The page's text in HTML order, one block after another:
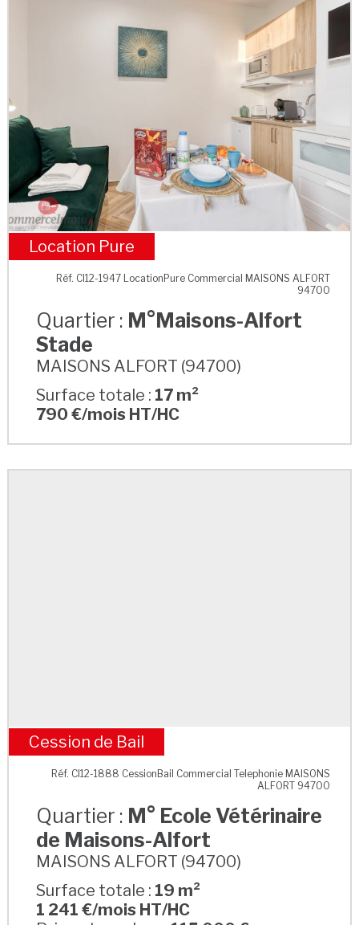
M°Maisons-Alfort Stade
Location Pure
Réf. CI12-1947 LocationPure Commercial MAISONS ALFORT
94700
Quartier : M°Maisons-Alfort
Stade
MAISONS ALFORT (94700)
Surface totale : 17 m²
790 €/mois HT/HC
M° Ecole Vétérinaire de Maisons-Alfort
Cession de Bail
Réf. CI12-1888 CessionBail Commercial Telephonie MAISONS
ALFORT 94700
Quartier : M° Ecole Vétérinaire
de Maisons-Alfort
MAISONS ALFORT (94700)
Surface totale : 19 m²
1 241 €/mois HT/HC